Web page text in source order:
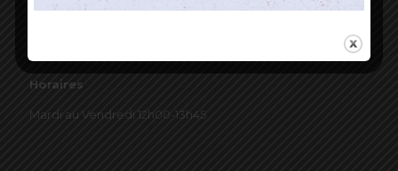
Horaires
Mardi au Vendredi 12h00-13h45